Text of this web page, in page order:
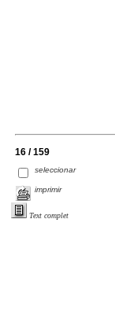
16 / 159
seleccionar
imprimir
Text complet